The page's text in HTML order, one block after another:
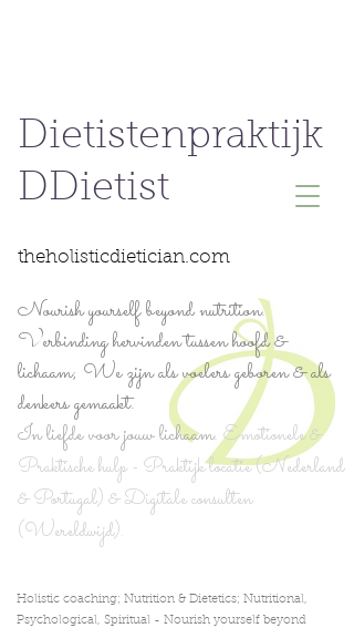
Dietistenpraktijk
DDietist
theholisticdietician.com
Nourish yourself beyond nutrition.
Verbinding hervinden tussen hoofd &
lichaam; We zijn als voelers geboren & als
denkers gemaakt.
In liefde voor jouw lichaam.Emotionele &
Praktische hulp - Praktijk locatie (Nederland
& Portugal) & Digitale consulten
(Wereldwijd).
Holistic coaching; Nutrition & Dietetics; Nutritional,
Psychological, Spiritual - Nourish yourself beyond